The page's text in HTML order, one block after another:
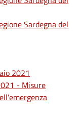
Sardegna del
2021
- Misure